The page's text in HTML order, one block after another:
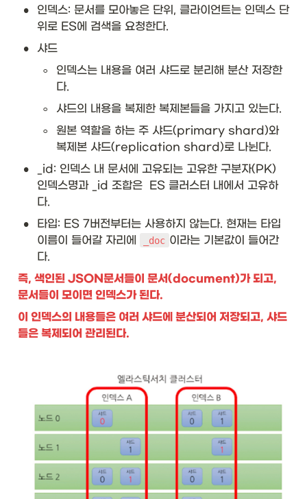
•
인덱스: 문서를 모아놓은 단위, 클라이언트는 인덱스 단
위로 ES에 검색을 요청한다.
• 샤드
◦
인덱스는 내용을 여러 샤드로 분리해 분산 저장한
다.
◦ 샤드의 내용을 복제한 복제본들을 가지고 있는다.
◦
원본 역할을 하는 주 샤드(primary shard)와
복제본 샤드(replication shard)로 나뉜다.
•
_id: 인덱스 내 문서에 고유되는 고유한 구분자(PK)
인덱스명과 _id 조합은  ES 클러스터 내에서 고유하
다.
•
타입: ES 7버전부터는 사용하지 않는다. 현재는 타입
이름이 들어갈 자리에
_doc 이라는 기본값이 들어간
다.
즉, 색인된 JSON문서들이 문서(document)가 되고,
문서들이 모이면 인덱스가 된다.
이 인덱스의 내용들은 여러 샤드에 분산되어 저장되고, 샤드
들은 복제되어 관리된다.